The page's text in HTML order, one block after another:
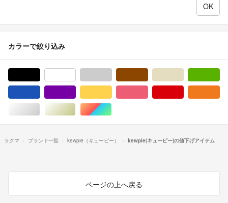
カラーで絞り込み
シルバー/銀色系ゴールド/金色系マルチカラー
ラクマ ブランド一覧 kewpie（キューピー） kewpie(キューピー)の値下げアイテム
ページの上へ戻る